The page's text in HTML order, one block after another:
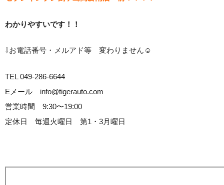
わかりやすいです！！
⇩お電話番号・メルアド等 変わりません☺
TEL 049-286-6644
Eメール info@tigerauto.com
営業時間 9:30〜19:00
定休日 毎週火曜日 第1・3月曜日